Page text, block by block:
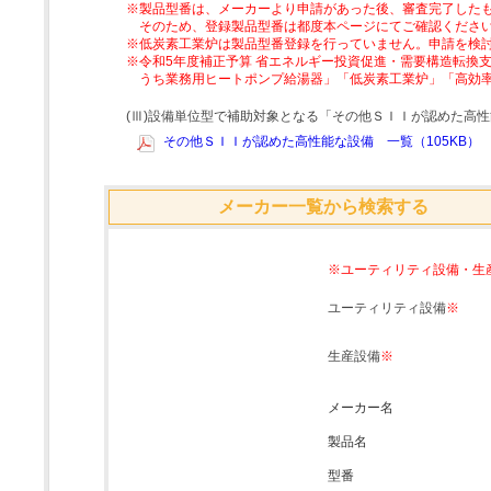
※製品型番は、メーカーより申請があった後、審査完了した
そのため、登録製品型番は都度本ページにてご確認くださ
※低炭素工業炉は製品型番登録を行っていません。申請を検
※令和5年度補正予算 省エネルギー投資促進・需要構造転換
うち業務用ヒートポンプ給湯器」「低炭素工業炉」「高
(Ⅲ)設備単位型で補助対象となる「その他ＳＩＩが認めた高
その他ＳＩＩが認めた高性能な設備 一覧（105KB）
メーカー一覧から検索する
※ユーティリティ設備・生
ユーティリティ設備※
生産設備※
メーカー名
製品名
型番